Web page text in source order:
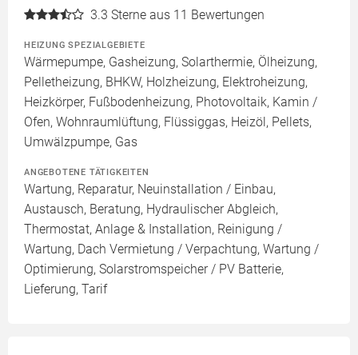
3.3 Sterne aus 11 Bewertungen
HEIZUNG SPEZIALGEBIETE
Wärmepumpe, Gasheizung, Solarthermie, Ölheizung,
Pelletheizung, BHKW, Holzheizung, Elektroheizung,
Heizkörper, Fußbodenheizung, Photovoltaik, Kamin /
Ofen, Wohnraumlüftung, Flüssiggas, Heizöl, Pellets,
Umwälzpumpe, Gas
ANGEBOTENE TÄTIGKEITEN
Wartung, Reparatur, Neuinstallation / Einbau,
Austausch, Beratung, Hydraulischer Abgleich,
Thermostat, Anlage & Installation, Reinigung /
Wartung, Dach Vermietung / Verpachtung, Wartung /
Optimierung, Solarstromspeicher / PV Batterie,
Lieferung, Tarif